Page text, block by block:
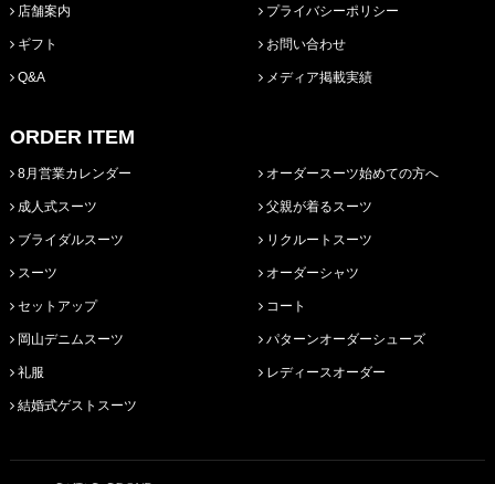
店舗案内
ギフト
Q&A
プライバシーポリシー
お問い合わせ
メディア掲載実績
ORDER ITEM
8月営業カレンダー
成人式スーツ
ブライダルスーツ
スーツ
セットアップ
岡山デニムスーツ
礼服
結婚式ゲストスーツ
オーダースーツ始めての方へ
父親が着るスーツ
リクルートスーツ
オーダーシャツ
コート
パターンオーダーシューズ
レディースオーダー